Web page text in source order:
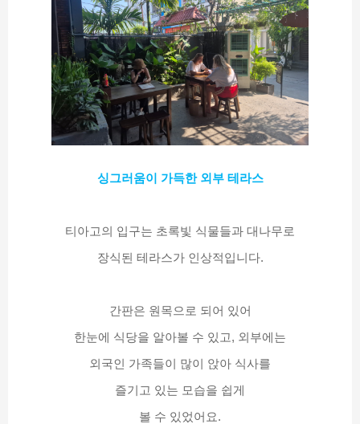
싱그러움이 가득한 외부 테라스
티아고의 입구는 초록빛 식물들과 대나무로
장식된 테라스가 인상적입니다.
간판은 원목으로 되어 있어
한눈에 식당을 알아볼 수 있고, 외부에는
외국인 가족들이 많이 앉아 식사를
즐기고 있는 모습을 쉽게
볼 수 있었어요.